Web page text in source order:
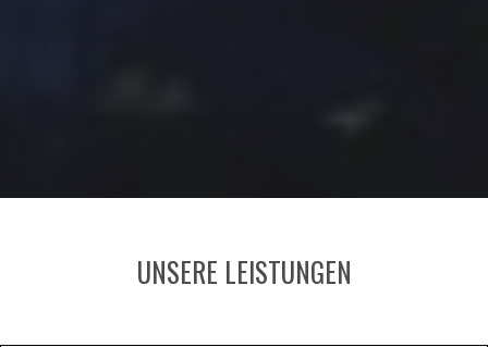
UNSERE LEISTUNGEN